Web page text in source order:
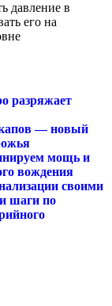
давление в
его на
разряжает
— новый
мощь и
вождения
своими
шаги по